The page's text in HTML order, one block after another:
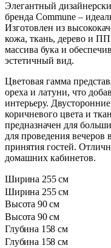
Элегантный
бренда Commune –
Изготовлен из
кожа, ткань, дерево и
массива бука и
эстетичный вид.
Цветовая гамма
ореха и латуни, что
интерьеру.
коричневого цвета и
предназначен для
для проведения вечеров
принятия гостей.
домашних кабинетов.
Ширина 255 см
Ширина 255 см
Высота 90 см
Высота 90 см
Глубина 158 см
Глубина 158 см